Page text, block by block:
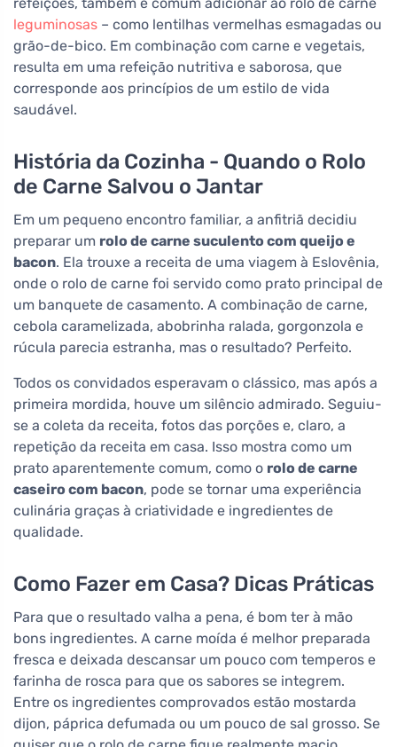
leguminosas – como lentilhas vermelhas esmagadas ou
grão-de-bico. Em combinação com carne e vegetais,
resulta em uma refeição nutritiva e saborosa, que
corresponde aos princípios de um estilo de vida
saudável.
História da Cozinha - Quando o Rolo
de Carne Salvou o Jantar
Em um pequeno encontro familiar, a anfitriã decidiu
preparar um rolo de carne suculento com queijo e
bacon. Ela trouxe a receita de uma viagem à Eslovênia,
onde o rolo de carne foi servido como prato principal de
um banquete de casamento. A combinação de carne,
cebola caramelizada, abobrinha ralada, gorgonzola e
rúcula parecia estranha, mas o resultado? Perfeito.
Todos os convidados esperavam o clássico, mas após a
primeira mordida, houve um silêncio admirado. Seguiu-
se a coleta da receita, fotos das porções e, claro, a
repetição da receita em casa. Isso mostra como um
prato aparentemente comum, como o rolo de carne
caseiro com bacon, pode se tornar uma experiência
culinária graças à criatividade e ingredientes de
qualidade.
Como Fazer em Casa? Dicas Práticas
Para que o resultado valha a pena, é bom ter à mão
bons ingredientes. A carne moída é melhor preparada
fresca e deixada descansar um pouco com temperos e
farinha de rosca para que os sabores se integrem.
Entre os ingredientes comprovados estão mostarda
dijon, páprica defumada ou um pouco de sal grosso. Se